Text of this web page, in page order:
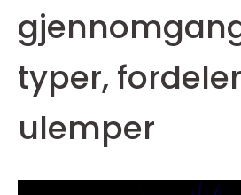
typer,
ulemper